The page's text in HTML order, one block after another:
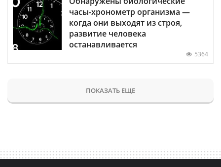
часы-хронометр организма —
когда они выходят из строя,
развитие человека
останавливается
5364
ПОКАЗАТЬ ЕЩЕ